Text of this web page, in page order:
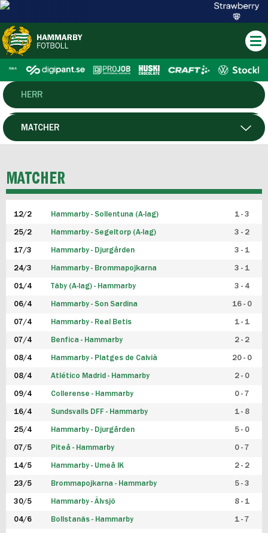
HERR
DAM
P19
F19
FUTSAL HERR
FUTSAL DAM
MATCHER
MATCHER
12/2 Hammarby - Sollentuna (A-lag) 1 - 3
25/2 Hammarby - Segeltorp (A-lag) 3 - 2
17/3 Hammarby - Djurgården 3 - 1
24/3 Hammarby - Brommapojkarna 3 - 1
01/4 Täby (A-lag) - Hammarby 3 - 4
06/4 Hammarby - Son Sardina 16 - 0
07/4 Hammarby - Real Betis 1 - 1
07/4 Benfica - Hammarby 2 - 2
08/4 Hammarby - Platges de Calvià 20 - 0
08/4 Atlético Madrid - Hammarby 2 - 0
09/4 Collerense - Hammarby 0 - 7
16/4 Sundsvalls DFF - Hammarby 1 - 8
25/4 Hammarby - Djurgården 5 - 0
07/5 Piteå - Hammarby 0 - 7
14/5 Hammarby - Umeå IK 2 - 2
23/5 Brommapojkarna - Hammarby 5 - 3
30/5 Hammarby - Älvsjö 8 - 1
04/6 Bollstanäs - Hammarby 1 - 7